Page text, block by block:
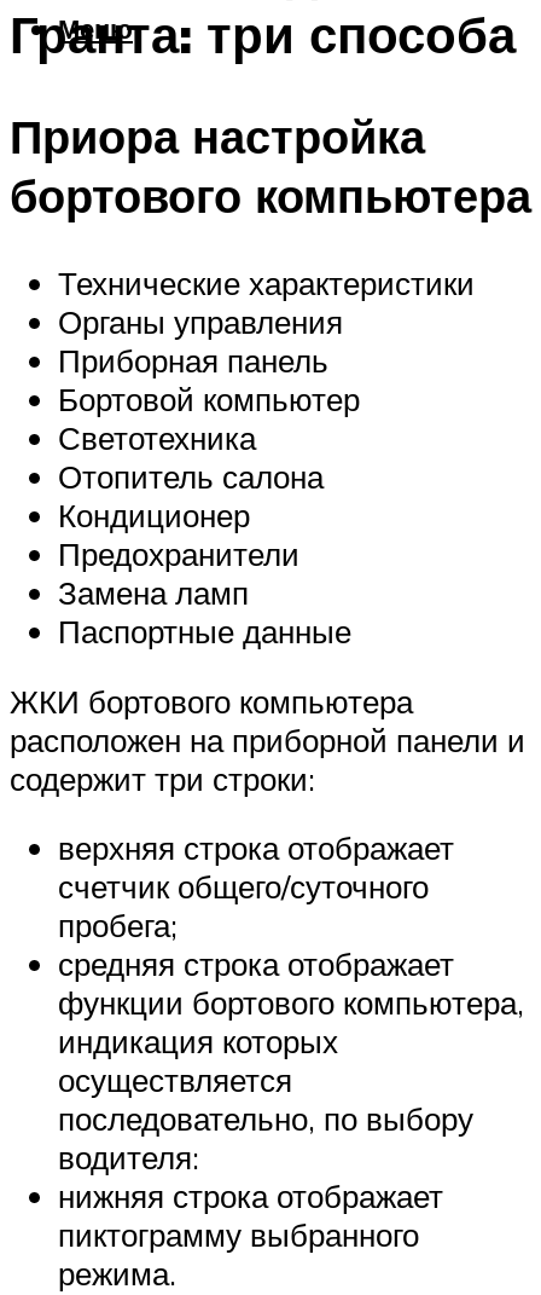
Меню
Гранта: три способа
Приора настройка
бортового компьютера
Технические характеристики
Органы управления
Приборная панель
Бортовой компьютер
Светотехника
Отопитель салона
Кондиционер
Предохранители
Замена ламп
Паспортные данные
ЖКИ бортового компьютера
расположен на приборной панели и
содержит три строки:
верхняя строка отображает
счетчик общего/суточного
пробега;
средняя строка отображает
функции бортового компьютера,
индикация которых
осуществляется
последовательно, по выбору
водителя:
нижняя строка отображает
пиктограмму выбранного
режима.